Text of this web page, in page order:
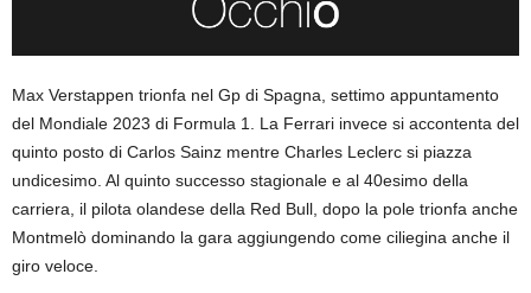
Max Verstappen trionfa nel Gp di Spagna, settimo appuntamento
del Mondiale 2023 di Formula 1. La Ferrari invece si accontenta del
quinto posto di Carlos Sainz mentre Charles Leclerc si piazza
undicesimo. Al quinto successo stagionale e al 40esimo della
carriera, il pilota olandese della Red Bull, dopo la pole trionfa anche
Montmelò dominando la gara aggiungendo come ciliegina anche il
giro veloce.